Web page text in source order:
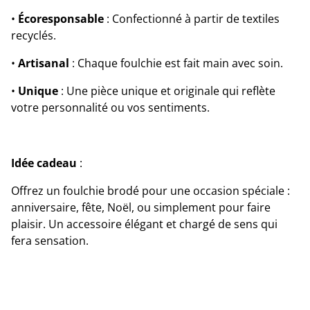
• Écoresponsable : Confectionné à partir de textiles
recyclés.
• Artisanal : Chaque foulchie est fait main avec soin.
• Unique : Une pièce unique et originale qui reflète
votre personnalité ou vos sentiments.
Idée cadeau :
Offrez un foulchie brodé pour une occasion spéciale :
anniversaire, fête, Noël, ou simplement pour faire
plaisir. Un accessoire élégant et chargé de sens qui
fera sensation.